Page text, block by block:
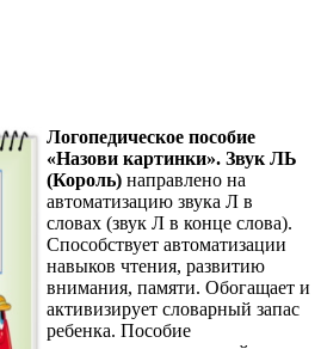
Логопедическое пособие
«Назови картинки». Звук ЛЬ
(Король) направлено на
автоматизацию звука Л в
словах (звук Л в конце слова).
Способствует автоматизации
навыков чтения, развитию
внимания, памяти. Обогащает и
активизирует словарный запас
ребенка. Пособие